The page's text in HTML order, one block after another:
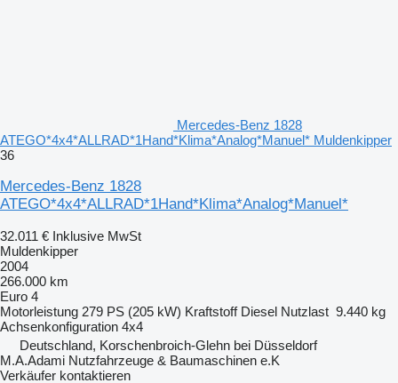
Mercedes-Benz 1828
ATEGO*4x4*ALLRAD*1Hand*Klima*Analog*Manuel* Muldenkipper
36
Mercedes-Benz 1828
ATEGO*4x4*ALLRAD*1Hand*Klima*Analog*Manuel*
32.011 € Inklusive MwSt
Muldenkipper
2004
266.000 km
Euro 4
Motorleistung 279 PS (205 kW) Kraftstoff Diesel Nutzlast 9.440 kg
Achsenkonfiguration 4x4
Deutschland, Korschenbroich-Glehn bei Düsseldorf
M.A.Adami Nutzfahrzeuge & Baumaschinen e.K
Verkäufer kontaktieren